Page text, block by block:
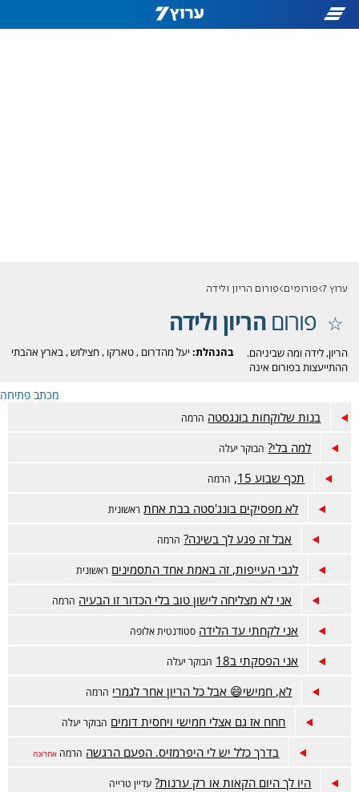
ערוץ 7 פורומים פורום הריון ולידה
פורוםהריון ולידה
בהנהלת: יעל מהדרום ,טארקו ,חצילוש,בארץ אהבתי
הריון, לידה ומה שביניהם.
ההתייעצות בפורום אינה
הפורום דתי, נא לכבד את
רגשות הגולשות בסגנון
לפורום אמהות הפתוח-
מכתב פתיחה
בנות שלוקחות בונגסטה הרמה
למה בלי? הבוקר יעלה
תכף שבוע 15, הרמה
לא מפסיקים בונג'סטה בבת אחת ראשונית
אבל זה פגע לך בשינה? הרמה
לגבי העייפות, זה באמת אחד התסמינים ראשונית
אני לא מצליחה לישון טוב בלי הכדור זו הבעיה הרמה
אני לקחתי עד הלידה סטודנטית אלופה
אני הפסקתי ב18 הבוקר יעלה
לא, חמישי😄 אבל כל הריון אחר לגמרי הרמה
חחח אז גם אצלי חמישי ויחסית דומים הבוקר יעלה
בדרך כלל יש לי היפרמזיס. הפעם הרגשה הרמה אחרונה
היו לך היום הקאות או רק ערנות? עדיין טרייה